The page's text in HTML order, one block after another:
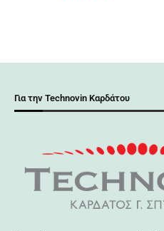
Για την Technovin Καρδάτου